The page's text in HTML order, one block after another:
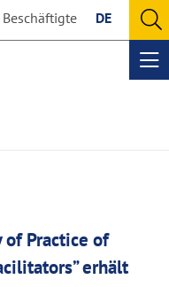
Beschäftigte DE
of Practice of
erhält